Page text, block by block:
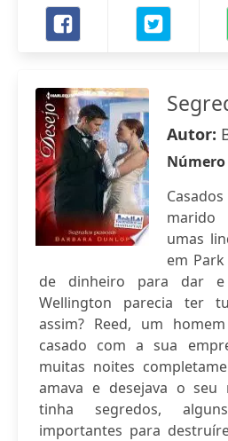
Autor:
Número
marido
umas
em
de dinheiro para dar e
Wellington parecia ter
assim? Reed, um
casado com a sua
muitas noites
amava e desejava o seu
tinha segredos,
importantes para